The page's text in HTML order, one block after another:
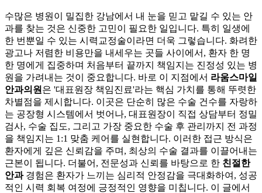
수많은 병원이 밀집한 강남에서 내 눈을 믿고 맡길 수 있는 안
과를 찾는 것은 신중한 고민이 필요한 일입니다. 특히 일생에
한 번뿐일 수 있는 시력교정술이라면 더욱 그렇습니다. 화려한
광고나 저렴한 비용만을 내세우는 곳들 사이에서, 환자 한 명
한 명에게 집중하며 처음부터 끝까지 책임지는 진정성 있는 병
원을 가려내는 것이 중요합니다. 바로 이 지점에서 라움스마일
안과의원 은 '대표원장 책임진료'라는 핵심 가치를 통해 뚜렷한
차별점을 제시합니다. 이곳은 단순히 많은 수술 건수를 자랑하
는 공장형 시스템에서 벗어나, 대표원장이 직접 상담부터 정밀
검사, 수술 집도, 그리고 가장 중요한 수술 후 관리까지 전 과정
을 책임지는 1:1 맞춤 케어를 실현합니다. 이러한 접근 방식은
환자에게 깊은 신뢰감을 주며, 최상의 수술 결과를 이끌어내는
근본이 됩니다. 더불어, 전문성과 신뢰를 바탕으로 한 친절한
안과경험은 환자가 느끼는 심리적 안정감을 극대화하여, 성공
적인 시력 회복 여정에 긍정적인 영향을 미칩니다. 이 글에서